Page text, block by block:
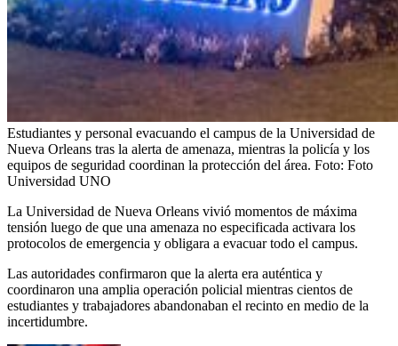
Estudiantes y personal evacuando el campus de la Universidad de
Nueva Orleans tras la alerta de amenaza, mientras la policía y los
equipos de seguridad coordinan la protección del área. Foto: Foto
Universidad UNO
La Universidad de Nueva Orleans vivió momentos de máxima
tensión luego de que una amenaza no especificada activara los
protocolos de emergencia y obligara a evacuar todo el campus.
Las autoridades confirmaron que la alerta era auténtica y
coordinaron una amplia operación policial mientras cientos de
estudiantes y trabajadores abandonaban el recinto en medio de la
incertidumbre.